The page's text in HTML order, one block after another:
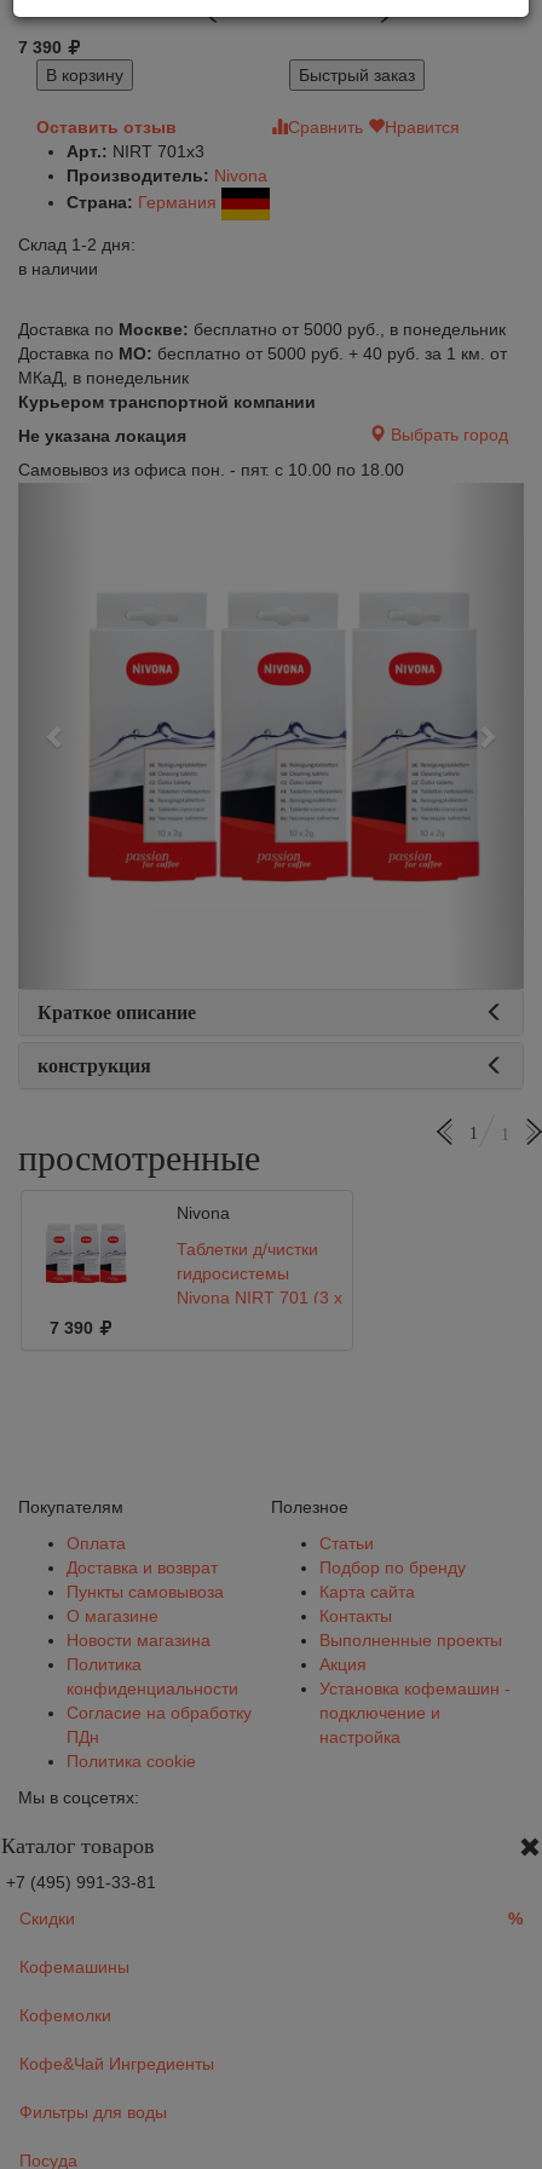
7 390
В корзину
Быстрый заказ
Оставить отзыв Сравнить
Нравится
Арт.: NIRT 701х3
Производитель: Nivona
Страна: Германия
Склад 1-2 дня:
в наличии
Доставка по Москве: бесплатно от 5000 руб., в понедельник
Доставка по МО: бесплатно от 5000 руб. + 40 руб. за 1 км. от
МКаД, в понедельник
Курьером транспортной компании
Не указана локация
Выбрать город
Самовывоз из офиса пон. - пят. с 10.00 по 18.00
Краткое описание
конструкция
просмотренные
1 1
Nivona
Таблетки д/чистки
гидросистемы
Nivona NIRT 701 (3 х
7 390
Покупателям
Оплата
Доставка и возврат
Пункты самовывоза
О магазине
Новости магазина
Политика
конфиденциальности
Согласие на обработку
ПДн
Политика cookie
Полезное
Статьи
Подбор по бренду
Карта сайта
Контакты
Выполненные проекты
Акция
Установка кофемашин -
подключение и
настройка
Мы в соцсетях:
Каталог товаров
+7 (495) 991-33-81
Скидки
%
Кофемашины
Кофемолки
Кофе&Чай Ингредиенты
Фильтры для воды
Посуда